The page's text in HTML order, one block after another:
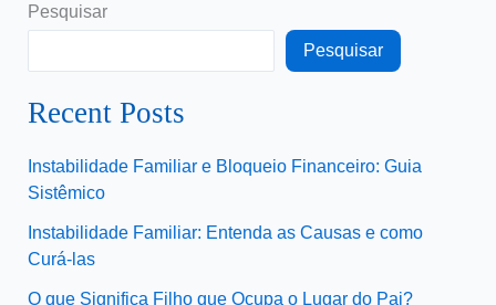
Pesquisar
Pesquisar
Recent Posts
Instabilidade Familiar e Bloqueio Financeiro: Guia
Sistêmico
Instabilidade Familiar: Entenda as Causas e como
Curá-las
O que Significa Filho que Ocupa o Lugar do Pai?